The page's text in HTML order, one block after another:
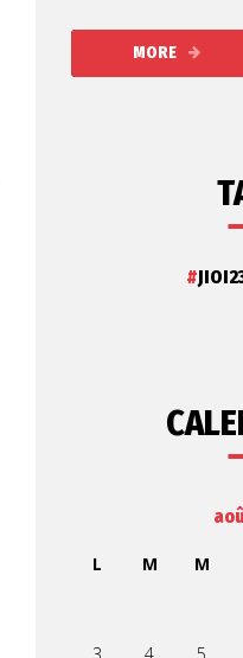
MORE
L M M
3
4 5